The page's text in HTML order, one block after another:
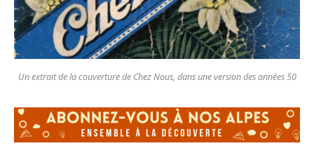
Un extrait de la couverture de Chez Nous, dans une version des années 50